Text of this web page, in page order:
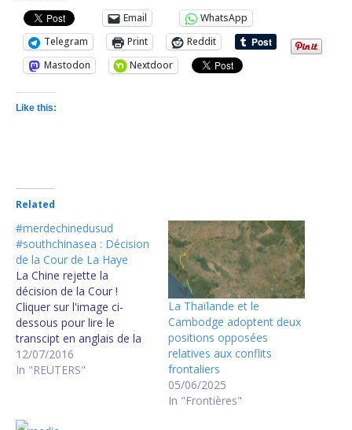
Email
WhatsApp
Telegram
Print
Reddit
Mastodon
Nextdoor
Like this:
Related
#merdechinedusud
#southchinasea : Décision
de la Cour de La Haye
La Chine rejette la
décision de la Cour !
Cliquer sur l'image ci-
dessous pour lire le
transcipt en anglais de la
Décision de la Court Mer
de Chine : Pékin en colère
de droits historiques en
12/07/2016
In "REUTERS"
La Thaïlande et le
Cambodge adoptent deux
positions opposées
relatives aux conflits
frontaliers
05/06/2025
In "Frontières"